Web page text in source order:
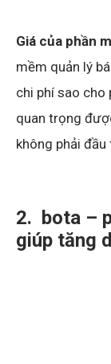
Giá của phần
mềm quản lý
chi phí sao cho
quan trọng
không phải đầu
2. bota –
giúp tăng